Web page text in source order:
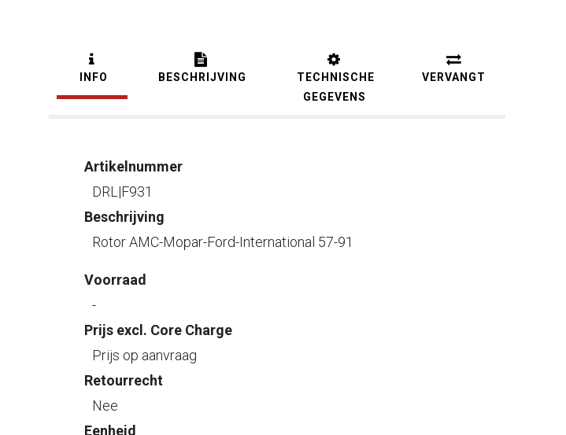
INFO BESCHRIJVING
TECHNISCHE
GEGEVENS
VERVANGT
Artikelnummer
DRL|F931
Beschrijving
Rotor AMC-Mopar-Ford-International 57-91
Voorraad
-
Prijs excl. Core Charge
Prijs op aanvraag
Retourrecht
Nee
Eenheid